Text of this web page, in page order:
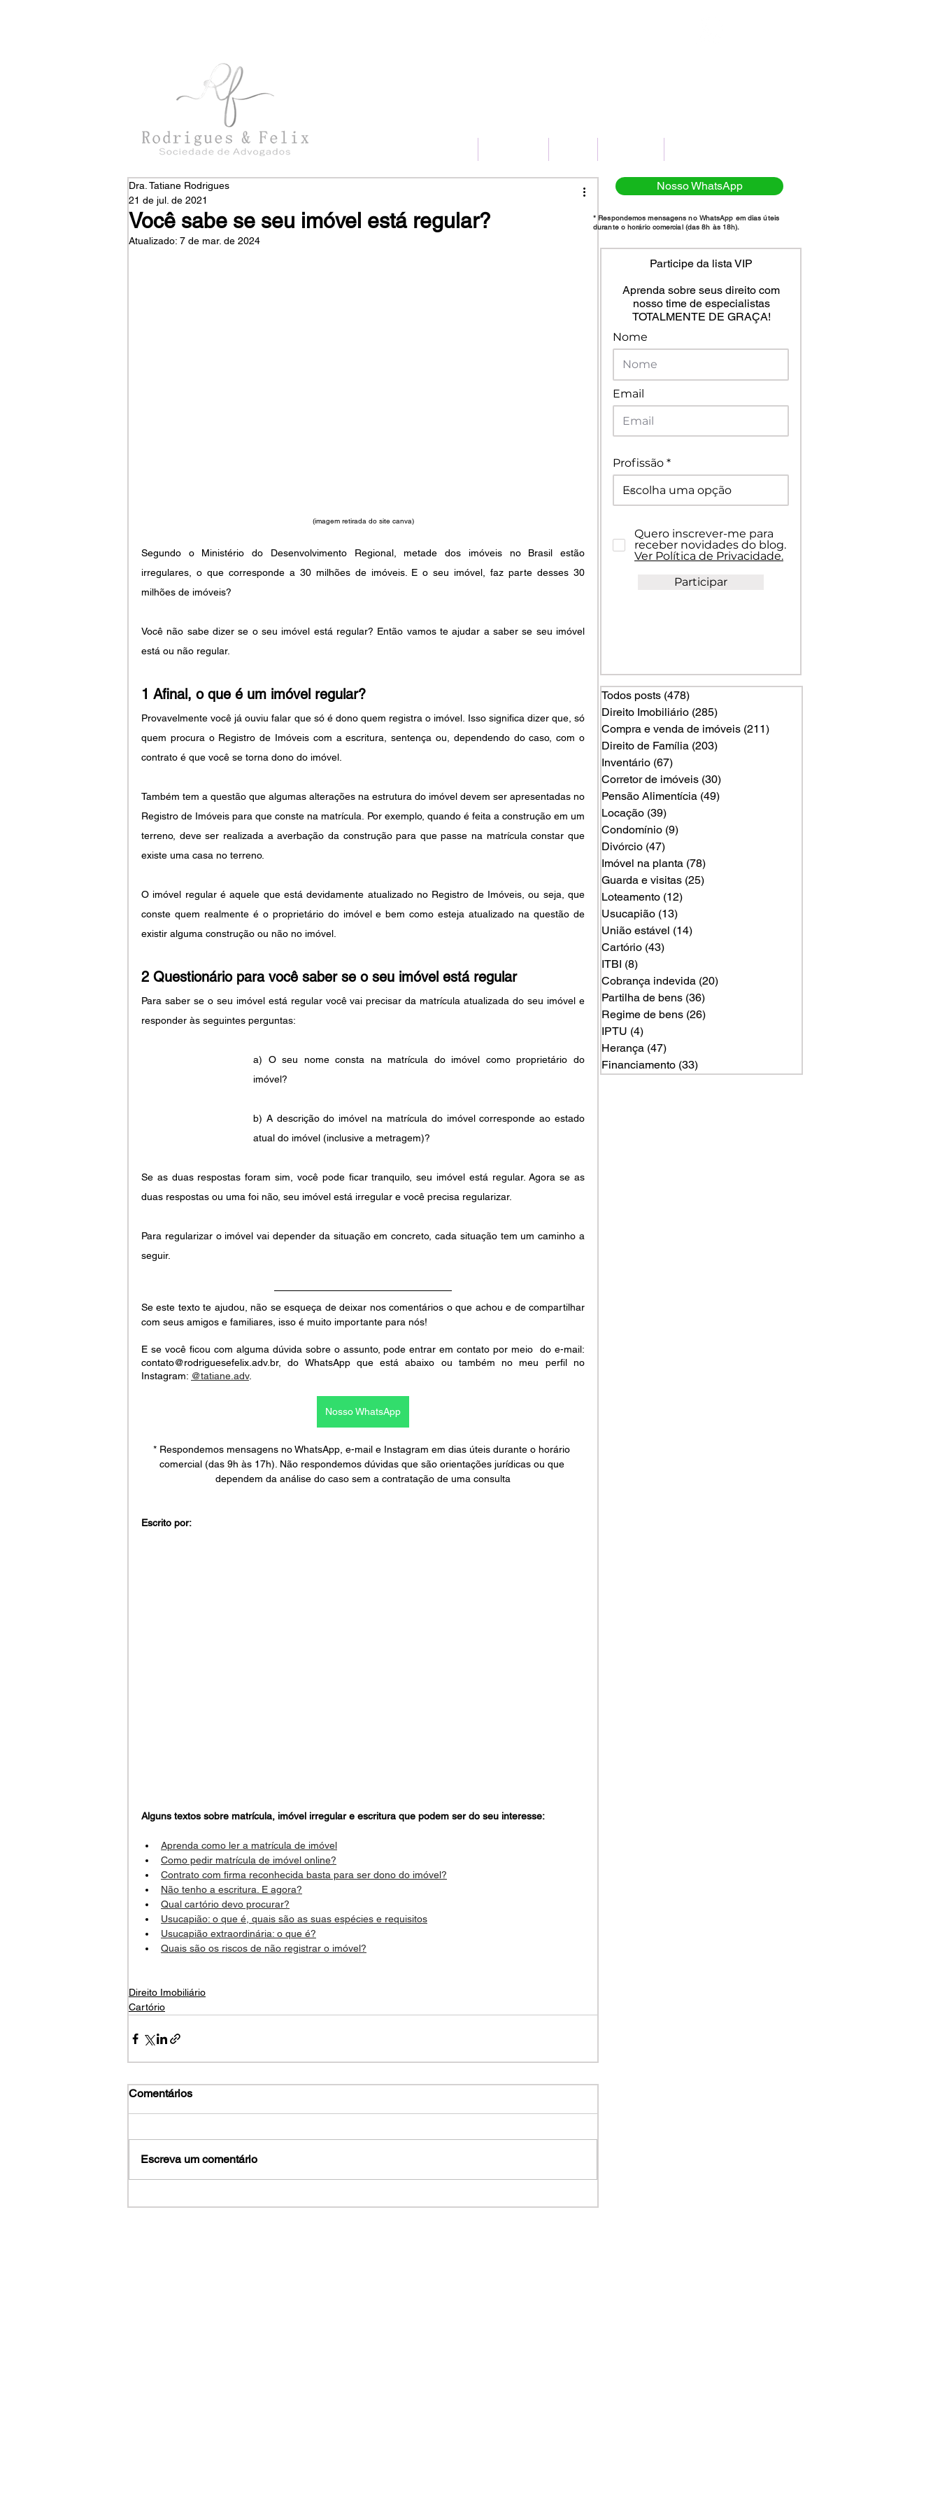
Você sabe se seu imóvel está regular?
Dra. Tatiane Rodrigues
21 de jul. de 2021
Atualizado: 7 de mar. de 2024
(imagem retirada do site canva)
Segundo o Ministério do Desenvolvimento Regional, metade dos imóveis no Brasil estão
irregulares, o que corresponde a 30 milhões de imóveis. E o seu imóvel, faz parte desses 30
milhões de imóveis?
Você não sabe dizer se o seu imóvel está regular? Então vamos te ajudar a saber se seu imóvel
está ou não regular.
1 Afinal, o que é um imóvel regular?
Provavelmente você já ouviu falar que só é dono quem registra o imóvel. Isso significa dizer que, só
quem procura o Registro de Imóveis com a escritura, sentença ou, dependendo do caso, com o
contrato é que você se torna dono do imóvel.
Também tem a questão que algumas alterações na estrutura do imóvel devem ser apresentadas no
Registro de Imóveis para que conste na matrícula. Por exemplo, quando é feita a construção em um
terreno, deve ser realizada a averbação da construção para que passe na matrícula constar que
existe uma casa no terreno.
O imóvel regular é aquele que está devidamente atualizado no Registro de Imóveis, ou seja, que
conste quem realmente é o proprietário do imóvel e bem como esteja atualizado na questão de
existir alguma construção ou não no imóvel.
2 Questionário para você saber se o seu imóvel está regular
Para saber se o seu imóvel está regular você vai precisar da matrícula atualizada do seu imóvel e
responder às seguintes perguntas:
a) O seu nome consta na matrícula do imóvel como proprietário do
imóvel?
b) A descrição do imóvel na matrícula do imóvel corresponde ao estado
atual do imóvel (inclusive a metragem)?
Se as duas respostas foram sim, você pode ficar tranquilo, seu imóvel está regular. Agora se as
duas respostas ou uma foi não, seu imóvel está irregular e você precisa regularizar.
Para regularizar o imóvel vai depender da situação em concreto, cada situação tem um caminho a
seguir.
Se este texto te ajudou, não se esqueça de deixar nos comentários o que achou e de compartilhar
com seus amigos e familiares, isso é muito importante para nós!
E se você ficou com alguma dúvida sobre o assunto, pode entrar em contato por meio  do e-mail:
contato@rodriguesefelix.adv.br, do WhatsApp que está abaixo ou também no meu perfil no
Instagram: @tatiane.adv.
Nosso WhatsApp
* Respondemos mensagens no WhatsApp, e-mail e Instagram em dias úteis durante o horário
comercial (das 9h às 17h). Não respondemos dúvidas que são orientações jurídicas ou que
dependem da análise do caso sem a contratação de uma consulta
Escrito por:
Alguns textos sobre matrícula, imóvel irregular e escritura que podem ser do seu interesse:
Aprenda como ler a matrícula de imóvel
Como pedir matrícula de imóvel online?
Contrato com firma reconhecida basta para ser dono do imóvel?
Não tenho a escritura. E agora?
Qual cartório devo procurar?
Usucapião: o que é, quais são as suas espécies e requisitos
Usucapião extraordinária: o que é?
Quais são os riscos de não registrar o imóvel?
Direito Imobiliário
Cartório
Comentários
Escreva um comentário
Participe da lista VIP
Aprenda sobre seus direito com
nosso time de especialistas
TOTALMENTE DE GRAÇA!
Nome
Email
Profissão
Quero inscrever-me para
receber novidades do blog.
Ver Política de Privacidade.
Participar
Todos posts (478)
Direito Imobiliário (285)
Compra e venda de imóveis (211)
Direito de Família (203)
Inventário (67)
Corretor de imóveis (30)
Pensão Alimentícia (49)
Locação (39)
Condomínio (9)
Divórcio (47)
Imóvel na planta (78)
Guarda e visitas (25)
Loteamento (12)
Usucapião (13)
União estável (14)
Cartório (43)
ITBI (8)
Cobrança indevida (20)
Partilha de bens (36)
Regime de bens (26)
IPTU (4)
Herança (47)
Financiamento (33)
Nosso WhatsApp
* Respondemos mensagens no WhatsApp em dias úteis
durante o horário comercial (das 8h às 18h).